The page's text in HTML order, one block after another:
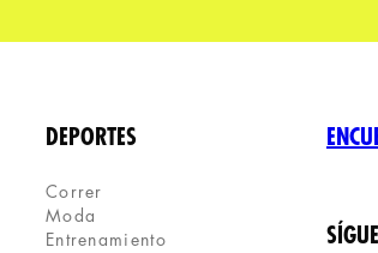
DEPORTES
Correr
Moda
Entrenamiento